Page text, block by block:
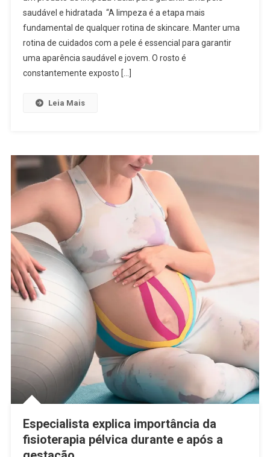
saudável e hidratada “A limpeza é a etapa mais
fundamental de qualquer rotina de skincare. Manter uma
rotina de cuidados com a pele é essencial para garantir
uma aparência saudável e jovem. O rosto é
constantemente exposto […]
Leia Mais
Especialista explica importância da
fisioterapia pélvica durante e após a